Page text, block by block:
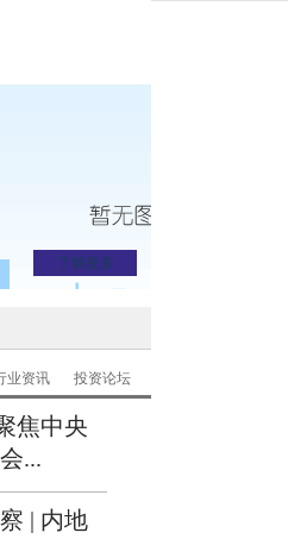
了解更多
业资讯 投资论坛
焦中央
...
| 内地